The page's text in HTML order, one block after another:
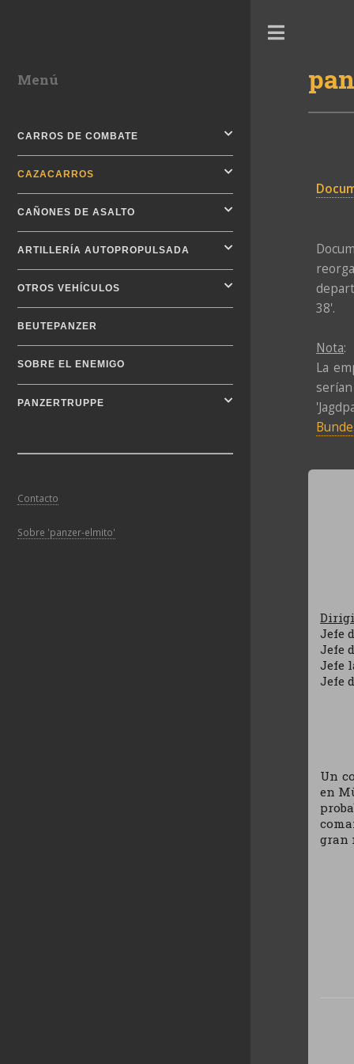
38'.
Nota:
La
Jefe
Jefe
Jefe
Jefe
Un
en
gran
Menú
CARROS DE COMBATE
CAZACARROS
CAÑONES DE ASALTO
ARTILLERÍA AUTOPROPULSADA
OTROS VEHÍCULOS
BEUTEPANZER
SOBRE EL ENEMIGO
PANZERTRUPPE
Contacto
Sobre 'panzer-elmito'